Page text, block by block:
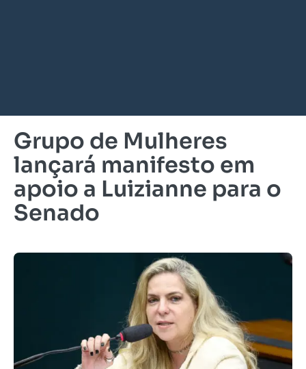
Grupo de Mulheres
lançará manifesto em
apoio a Luizianne para o
Senado